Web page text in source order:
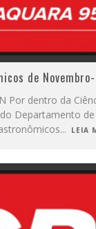
de
Por dentro da
Departamento de
... LEIA